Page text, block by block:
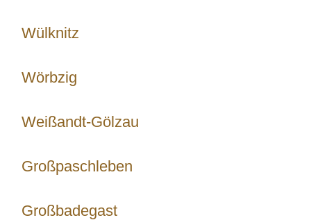
Wülknitz
Wörbzig
Weißandt-Gölzau
Großpaschleben
Großbadegast